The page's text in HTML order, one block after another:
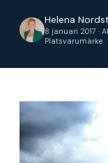
Helena
8 januari 2017 ·
Platsvarumärke